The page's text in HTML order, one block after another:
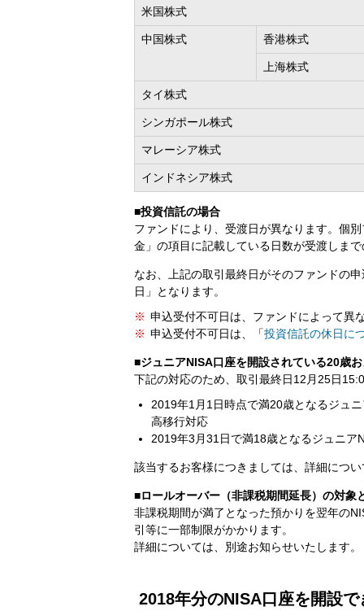
米国株式
中国株式 香港株式
上海株式
タイ株式
シンガポール株式
マレーシア株式
インドネシア株式
■投資信託の場合
ファンドにより、受渡日が異なります。個
金」の項目に記載している日数が受渡しま
なお、上記の取引最終日がそのファンドの
日」となります。
申込受付不可日は、ファンドによって異
申込受付不可日は、「投資信託の休日に
■ジュニアNISA口座を開設されている20歳
下記の対応のため、取引最終日12月25日
2019年1月1日時点で満20歳となるジュ
高移行対応
2019年3月31日で満18歳となるジュニア
該当するお客様につきましては、詳細につ
■ロールオーバー（非課税期間延長）の対象
非課税期間が満了となった預かりを翌年の
引等に一部制限がかかります。
詳細については、別途お知らせいたします。
2018年分のNISA口座を開設で